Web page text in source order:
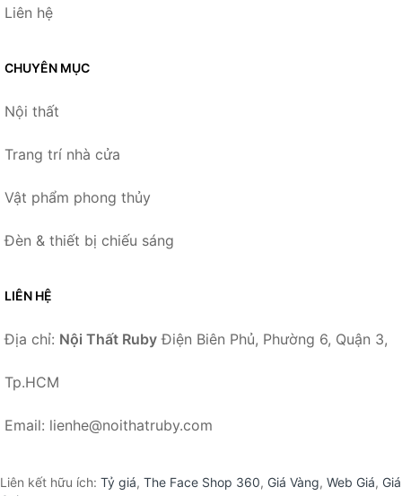
Liên hệ
CHUYÊN MỤC
Nội thất
Trang trí nhà cửa
Vật phẩm phong thủy
Đèn & thiết bị chiếu sáng
LIÊN HỆ
Địa chỉ: Nội Thất Ruby Điện Biên Phủ, Phường 6, Quận 3,
Tp.HCM
Email: lienhe@noithatruby.com
Liên kết hữu ích: Tỷ giá, The Face Shop 360, Giá Vàng, Web Giá, Giá